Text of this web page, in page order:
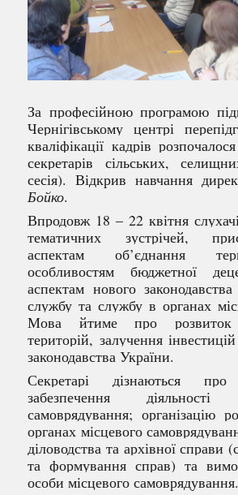
За професійною програмою
Чернігівському центрі
кваліфікації кадрів
секретарів сільських,
сесія). Відкрив навчання
Бойко.
Впродовж 18 – 22 квітня
тематичних зустрічей,
аспектамоб’єднання
особливостям бюджетної
аспектам нового
службу та службу в органах
Мова йтиме про
територій, залучення
законодавства України.
Секретарі дізнаються про
забезпечення
самоврядування; організацію
органах місцевого
діловодства та архівної справи
та формування справ) та
особи місцевого самоврядування.